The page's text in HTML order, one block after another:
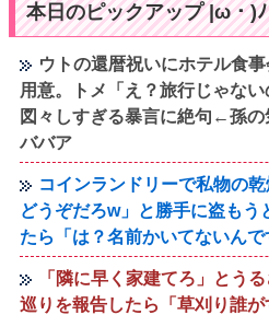
本日のピックアップ |ω・)ﾉ
ウトの還暦祝いにホテル食
用意。トメ「え？旅行じゃない
図々しすぎる暴言に絶句←孫
ババア
コインランドリーで私物の
どうぞだろw」と勝手に盗もう
たら「は？名前かいてないん
「隣に早く家建てろ」とう
巡りを報告したら「草刈り誰